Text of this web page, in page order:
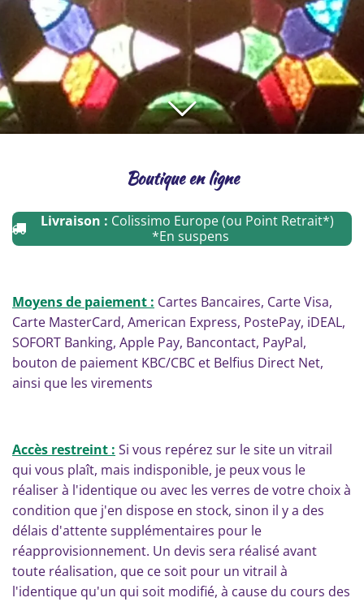
Boutique en ligne
Livraison : Colissimo Europe (ou Point Retrait*)
*Ensuspens
Moyens de paiement : Cartes Bancaires, Carte Visa,
Carte MasterCard, American Express, PostePay, iDEAL,
SOFORT Banking, Apple Pay, Bancontact, PayPal,
bouton de paiement KBC/CBC et Belfius Direct Net,
ainsi que les virements
Accès restreint : Si vous repérez sur le site un vitrail
qui vous plaît, mais indisponible, je peux vous le
réaliser à l'identique ou avec les verres de votre choix à
condition que j'en dispose en stock, sinon il y a des
délais d'attente supplémentaires pour le
réapprovisionnement. Un devis sera réalisé avant
toute réalisation, que ce soit pour un vitrail à
l'identique qu'un qui soit modifié, à cause du cours des